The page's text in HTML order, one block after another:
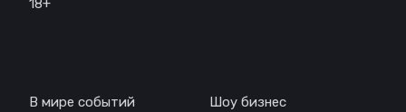
18+
В мире событий
Шоу бизнес